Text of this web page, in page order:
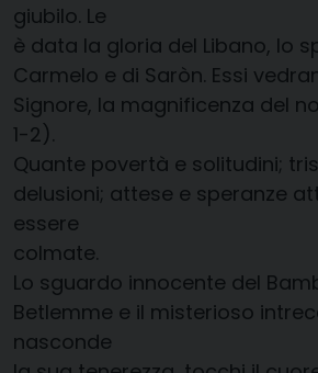
giubilo. Le
è data la gloria del Libano, lo
Carmelo e di Saròn. Essi
Signore, la magnificenza del
1-2).
Quante povertà e solitudini;
delusioni; attese e speranze
essere
colmate.
Lo sguardo innocente del
Betlemme e il misterioso
nasconde